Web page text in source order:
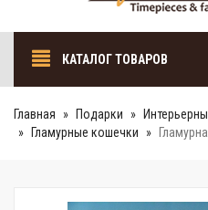
КАТАЛОГ ТОВАРОВ
Главная Подарки
Гламурные кошечки